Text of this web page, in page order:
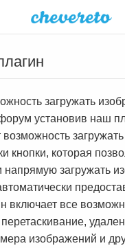
загружать
установив наш
возможность
кнопки, которая
напрямую загружать
включает все
перетаскивание,
изображений и